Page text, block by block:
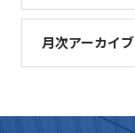
月次アーカイブ